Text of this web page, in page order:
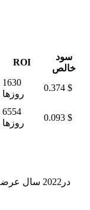
ROI
سود
خالص
1630
روزها
0.374 $
6554
روزها
0.093 $